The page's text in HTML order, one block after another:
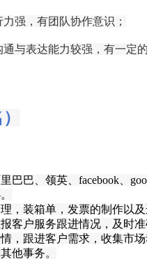
强，有团队协作意识；
通与表达能力较强， 有一定的
巴巴 领英 facebook
，装箱单，发票的制作以及
客户服务跟进情况，及时
， 跟进客户需求，收集市
他事务。